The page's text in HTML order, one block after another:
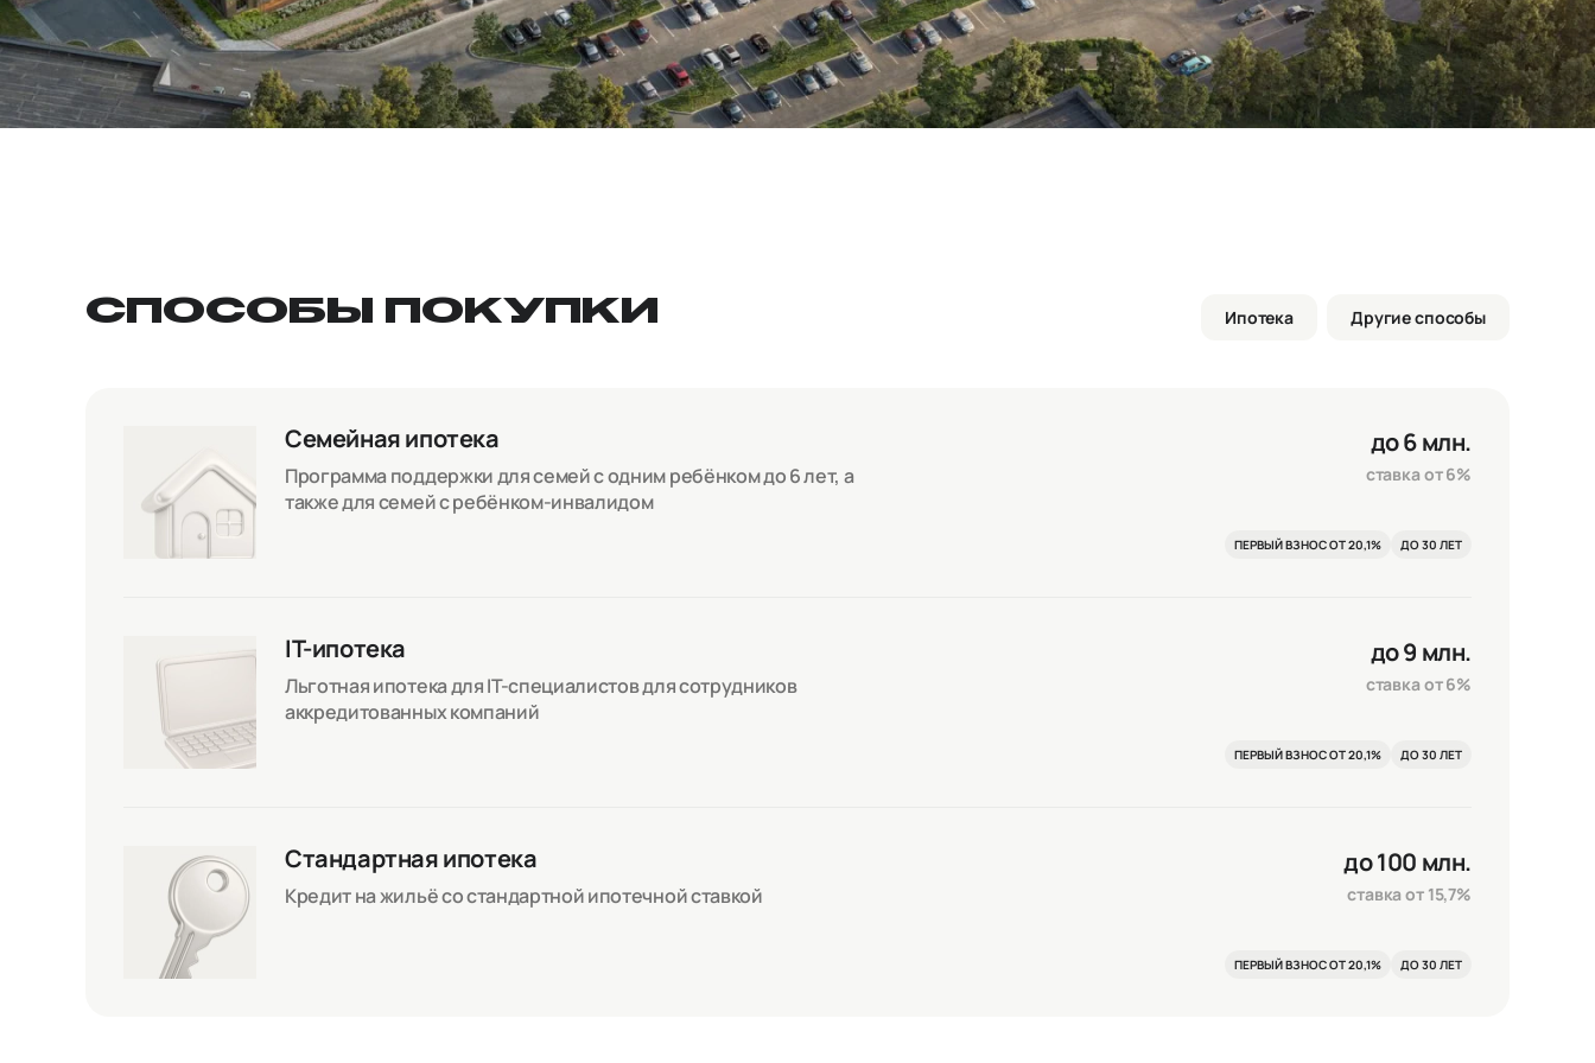
СПОСОБЫ ПОКУПКИ Ипотека Другие способы
Семейная ипотека
Программа поддержки для семей с одним ребёнком до 6 лет, а
также для семей с ребёнком-инвалидом
до 6 млн.
ставка от 6%
ПЕРВЫЙ ВЗНОС ОТ 20,1% ДО 30 ЛЕТ
IT-ипотека
Льготная ипотека для IT-специалистов для сотрудников
аккредитованных компаний
до 9 млн.
ставка от 6%
ПЕРВЫЙ ВЗНОС ОТ 20,1% ДО 30 ЛЕТ
Стандартная ипотека
Кредит на жильё со стандартной ипотечной ставкой
до 100 млн.
ставка от 15,7%
ПЕРВЫЙ ВЗНОС ОТ 20,1% ДО 30 ЛЕТ